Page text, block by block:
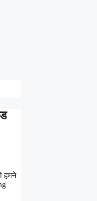
हमने